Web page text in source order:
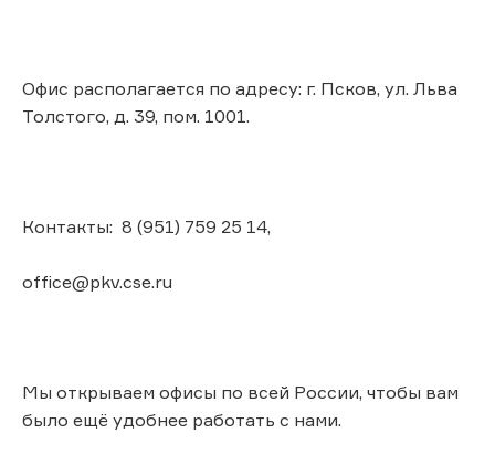
Офис располагается по адресу: г. Псков, ул. Льва
Толстого, д. 39, пом. 1001.
Контакты: 8 (951) 759 25 14,
office@pkv.cse.ru
Мы открываем офисы по всей России, чтобы вам
было ещё удобнее работать с нами.